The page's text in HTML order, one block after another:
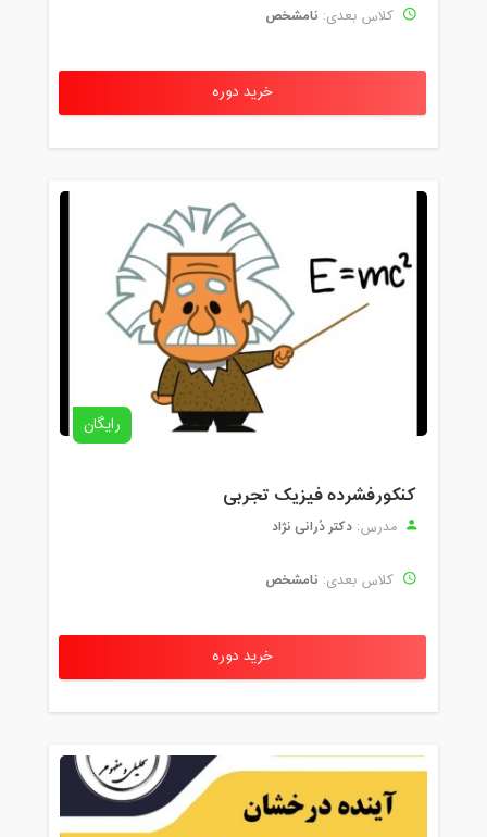
کلاس بعدی: نامشخص
خرید دوره
رایگان
کنکورفشرده فیزیک تجربی
مدرس: دکتر دُرانی نژاد
کلاس بعدی: نامشخص
خرید دوره